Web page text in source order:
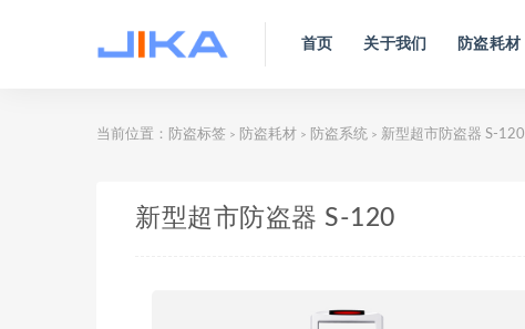
首页 关于我们 防盗耗材
当前位置： 防盗标签 > 防盗耗材 > 防盗系统 > 新型超市防盗器 S-120
新型超市防盗器 S-120